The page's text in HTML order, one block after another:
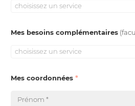
choisissez un service
Mes besoins complémentaires
choisissez un service
Mes coordonnées